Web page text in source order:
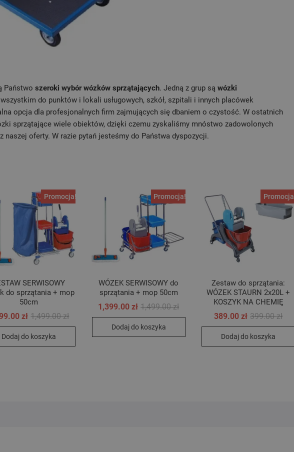
Państwo szeroki wybór wózków sprzątających. Jedną z grup są wózki
do punktów i lokali usługowych, szkół, szpitali i innych placówek
opcja dla profesjonalnych firm zajmujących się dbaniem o czystość. W ostatnich
sprzątające wiele obiektów, dzięki czemu zyskaliśmy mnóstwo zadowolonych
naszej oferty. W razie pytań jesteśmy do Państwa dyspozycji.
Promocja!
SERWISOWY
do sprzątania + mop
50cm
1,499.00złPierwotna
1,499.00 zł.
zł
Aktualna
1,399.00 zł.
Dodaj do koszyka
Promocja!
WÓZEK SERWISOWY do
sprzątania + mop 50cm
1,499.00złPierwotna
1,499.00 zł.
1,399.00zł
Aktualna
1,399.00 zł.
Dodaj do koszyka
Zestaw do sprzątania:
WÓZEK STAURN 2x20L +
KOSZYK NA CHEMIĘ
399.00zł
389.00zł
Dodaj do koszyka